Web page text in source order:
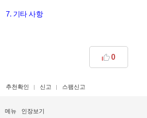
7. 기타 사항
0
추천확인 신고 스팸신고
메뉴 인장보기